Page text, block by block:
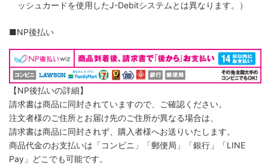
ッシュカードを使用したJ-Debitシステムとは異なります。）
■NP後払い
【NP後払いの詳細】
請求書は商品に同封されていますので、ご確認ください。
注文者様のご住所とお届け先のご住所が異なる場合は、
請求書は商品に同封されず、購入者様へお送りいたします。
商品代金のお支払いは「コンビニ」「郵便局」「銀行」「LINE
Pay」どこでも可能です。